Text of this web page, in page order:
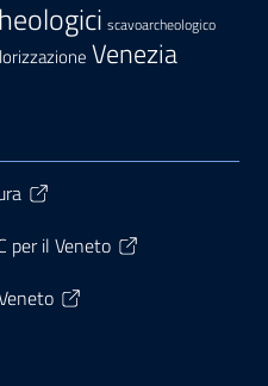
scavoarcheologico
Venezia
per il Veneto